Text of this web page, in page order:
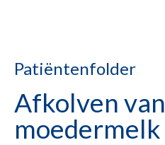
Patiëntenfolder
Afkolven van
moedermelk